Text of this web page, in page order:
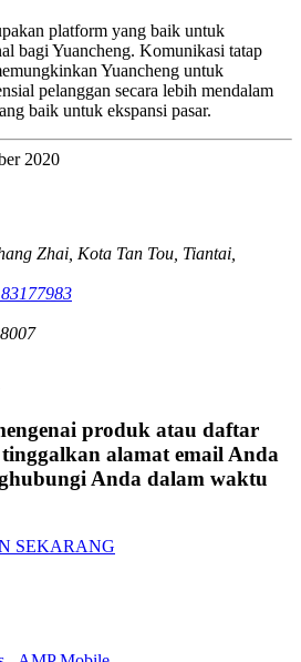
platform yang baik untuk
bagi Yuancheng. Komunikasi tatap
Yuancheng untuk
pelanggan secara lebih mendalam
baik untuk ekspansi pasar.
2020
Zhai, Kota Tan Tou, Tiantai,
produk atau daftar
alamat email Anda
Anda dalam waktu
SEKARANG